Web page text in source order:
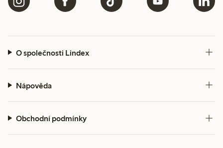
O společnosti Lindex
Nápověda
Obchodní podmínky